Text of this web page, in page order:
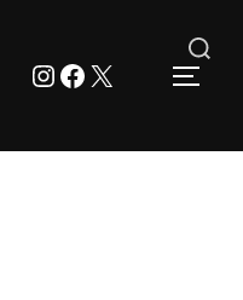
Instagram
Facebook
X Buscar: